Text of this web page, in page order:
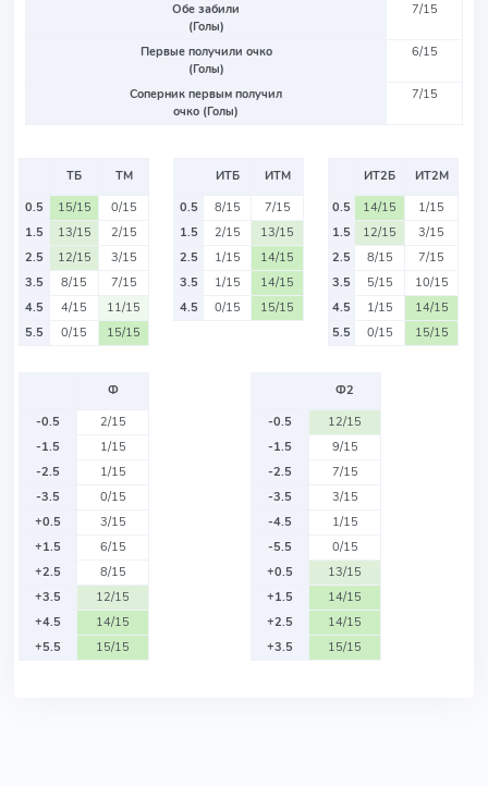
Обе забили
(Голы)
7/15
Первые получили очко
(Голы)
6/15
Соперник первым получил
очко (Голы)
7/15
ТБ
ТМ
0.5
15/15
0/15
1.5
13/15
2/15
2.5
12/15
3/15
3.5
8/15
7/15
4.5
4/15
11/15
5.5
0/15 15/15
ИТБ
ИТМ
0.5
8/15
7/15
1.5
2/15
13/15
2.5
1/15
14/15
3.5
1/15
14/15
4.5
0/15 15/15
ИТ2Б
ИТ2М
0.5
14/15
1/15
1.5
12/15
3/15
2.5
8/15
7/15
3.5
5/15
10/15
4.5
1/15
14/15
5.5
0/15 15/15
Ф
-0.5
2/15
-1.5
1/15
-2.5
1/15
-3.5
0/15
+0.5
3/15
+1.5
6/15
+2.5
8/15
+3.5
12/15
+4.5
14/15
+5.5
15/15
Ф2
-0.5
12/15
-1.5
9/15
-2.5
7/15
-3.5
3/15
-4.5
1/15
-5.5
0/15
+0.5
13/15
+1.5
14/15
+2.5
14/15
+3.5
15/15